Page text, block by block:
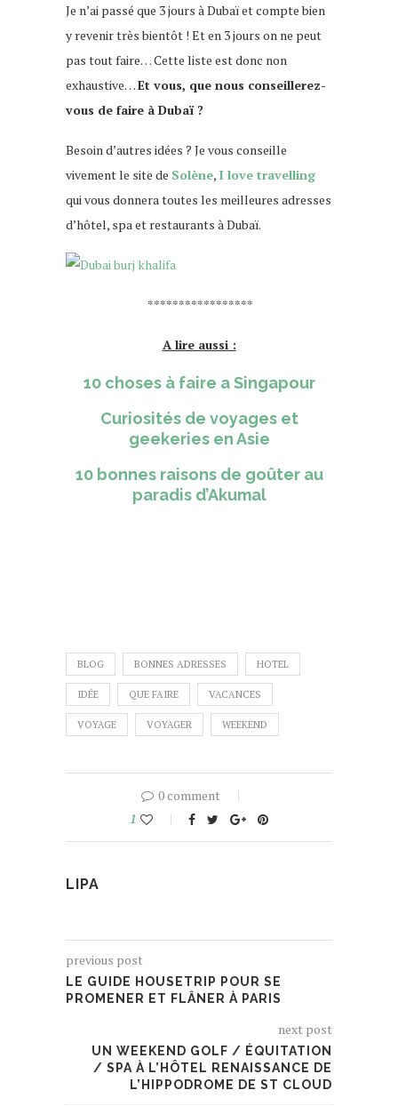
Je n’ai passé que 3 jours à Dubaï et compte bien
y revenir très bientôt ! Et en 3 jours on ne peut
pas tout faire… Cette liste est donc non
exhaustive…Et vous, que nous conseillerez-
vous de faire à Dubaï ?
Besoin d’autres idées ? Je vous conseille
vivement le site de Solène, I love travelling
qui vous donnera toutes les meilleures adresses
d’hôtel, spa et restaurants à Dubaï.
*****************
A lire aussi :
10 choses à faire a Singapour
Curiosités de voyages et
geekeries en Asie
10 bonnes raisons de goûter au
paradis d’Akumal
BLOG BONNES ADRESSES HOTEL
IDÉE QUE FAIRE VACANCES
VOYAGE VOYAGER WEEKEND
0 comment
1
LIPA
previous post
LE GUIDE HOUSETRIP POUR SE
PROMENER ET FLÂNER À PARIS
next post
UN WEEKEND GOLF / ÉQUITATION
/ SPA À L’HÔTEL RENAISSANCE DE
L’HIPPODROME DE ST CLOUD